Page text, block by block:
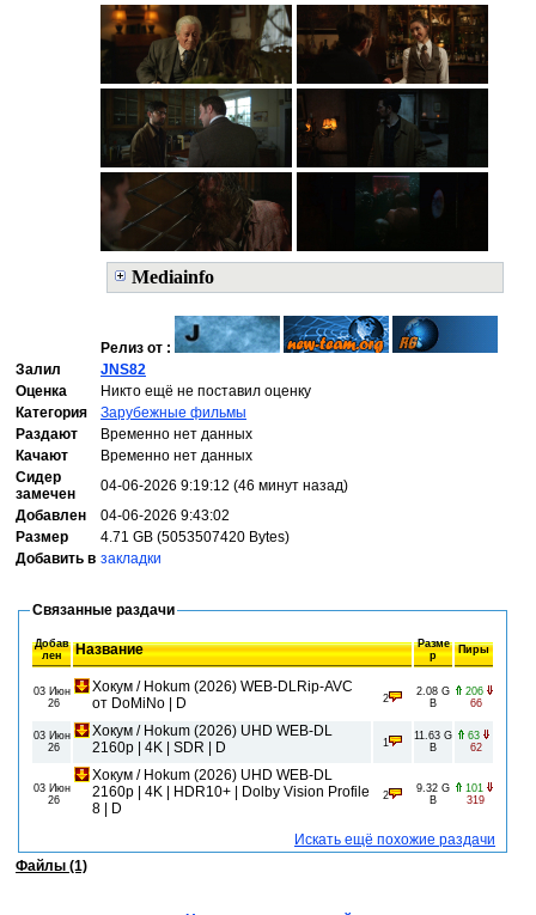
Mediainfo
Релиз от :
Залил
JNS82
Оценка
Никто ещё не поставил оценку
Категория
Зарубежные фильмы
Раздают
Временно нет данных
Качают
Временно нет данных
Сидер
замечен
04-06-2026 9:19:12 (46 минут назад)
Добавлен
04-06-2026 9:43:02
Размер
4.71 GB (5053507420 Bytes)
Добавить в закладки
Связанные раздачи
Добав
лен
Название
Разме
р
Пиры
03 Июн
26
Хокум / Hokum (2026) WEB-DLRip-AVC
от DoMiNo | D
2
2.08 G
B
206
66
03 Июн
26
Хокум / Hokum (2026) UHD WEB-DL
2160p | 4K | SDR | D
1
11.63 G
B
63
62
03 Июн
26
Хокум / Hokum (2026) UHD WEB-DL
2160p | 4K | HDR10+ | Dolby Vision Profile
8 | D
2
9.32 G
B
101
319
Искать ещё похожие раздачи
Файлы (1)